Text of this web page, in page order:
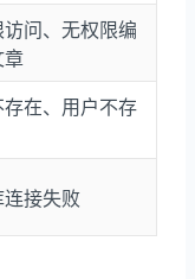
问、无权限编
章
在、用户不存
接失败